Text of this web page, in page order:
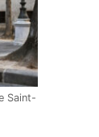
Saint-